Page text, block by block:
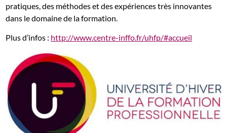
pratiques, des méthodes et des expériences très innovantes
dans le domaine de la formation.
Plus d’infos : http://www.centre-inffo.fr/uhfp/#accueil